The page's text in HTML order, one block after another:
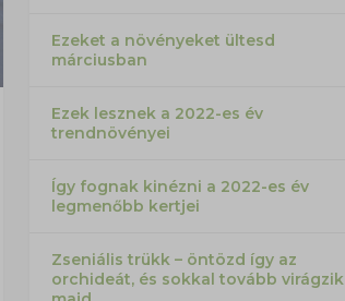
Ezeket a növényeket ültesd
márciusban
Ezek lesznek a 2022-es év
trendnövényei
Így fognak kinézni a 2022-es év
legmenőbb kertjei
Zseniális trükk – öntözd így az
orchideát, és sokkal tovább virágzik